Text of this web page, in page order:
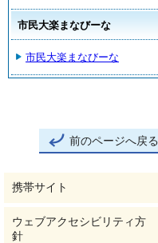
市民大楽まなびーな
市民大楽まなびーな
前のページへ戻る
携帯サイト
ウェブアクセシビリティ方
針